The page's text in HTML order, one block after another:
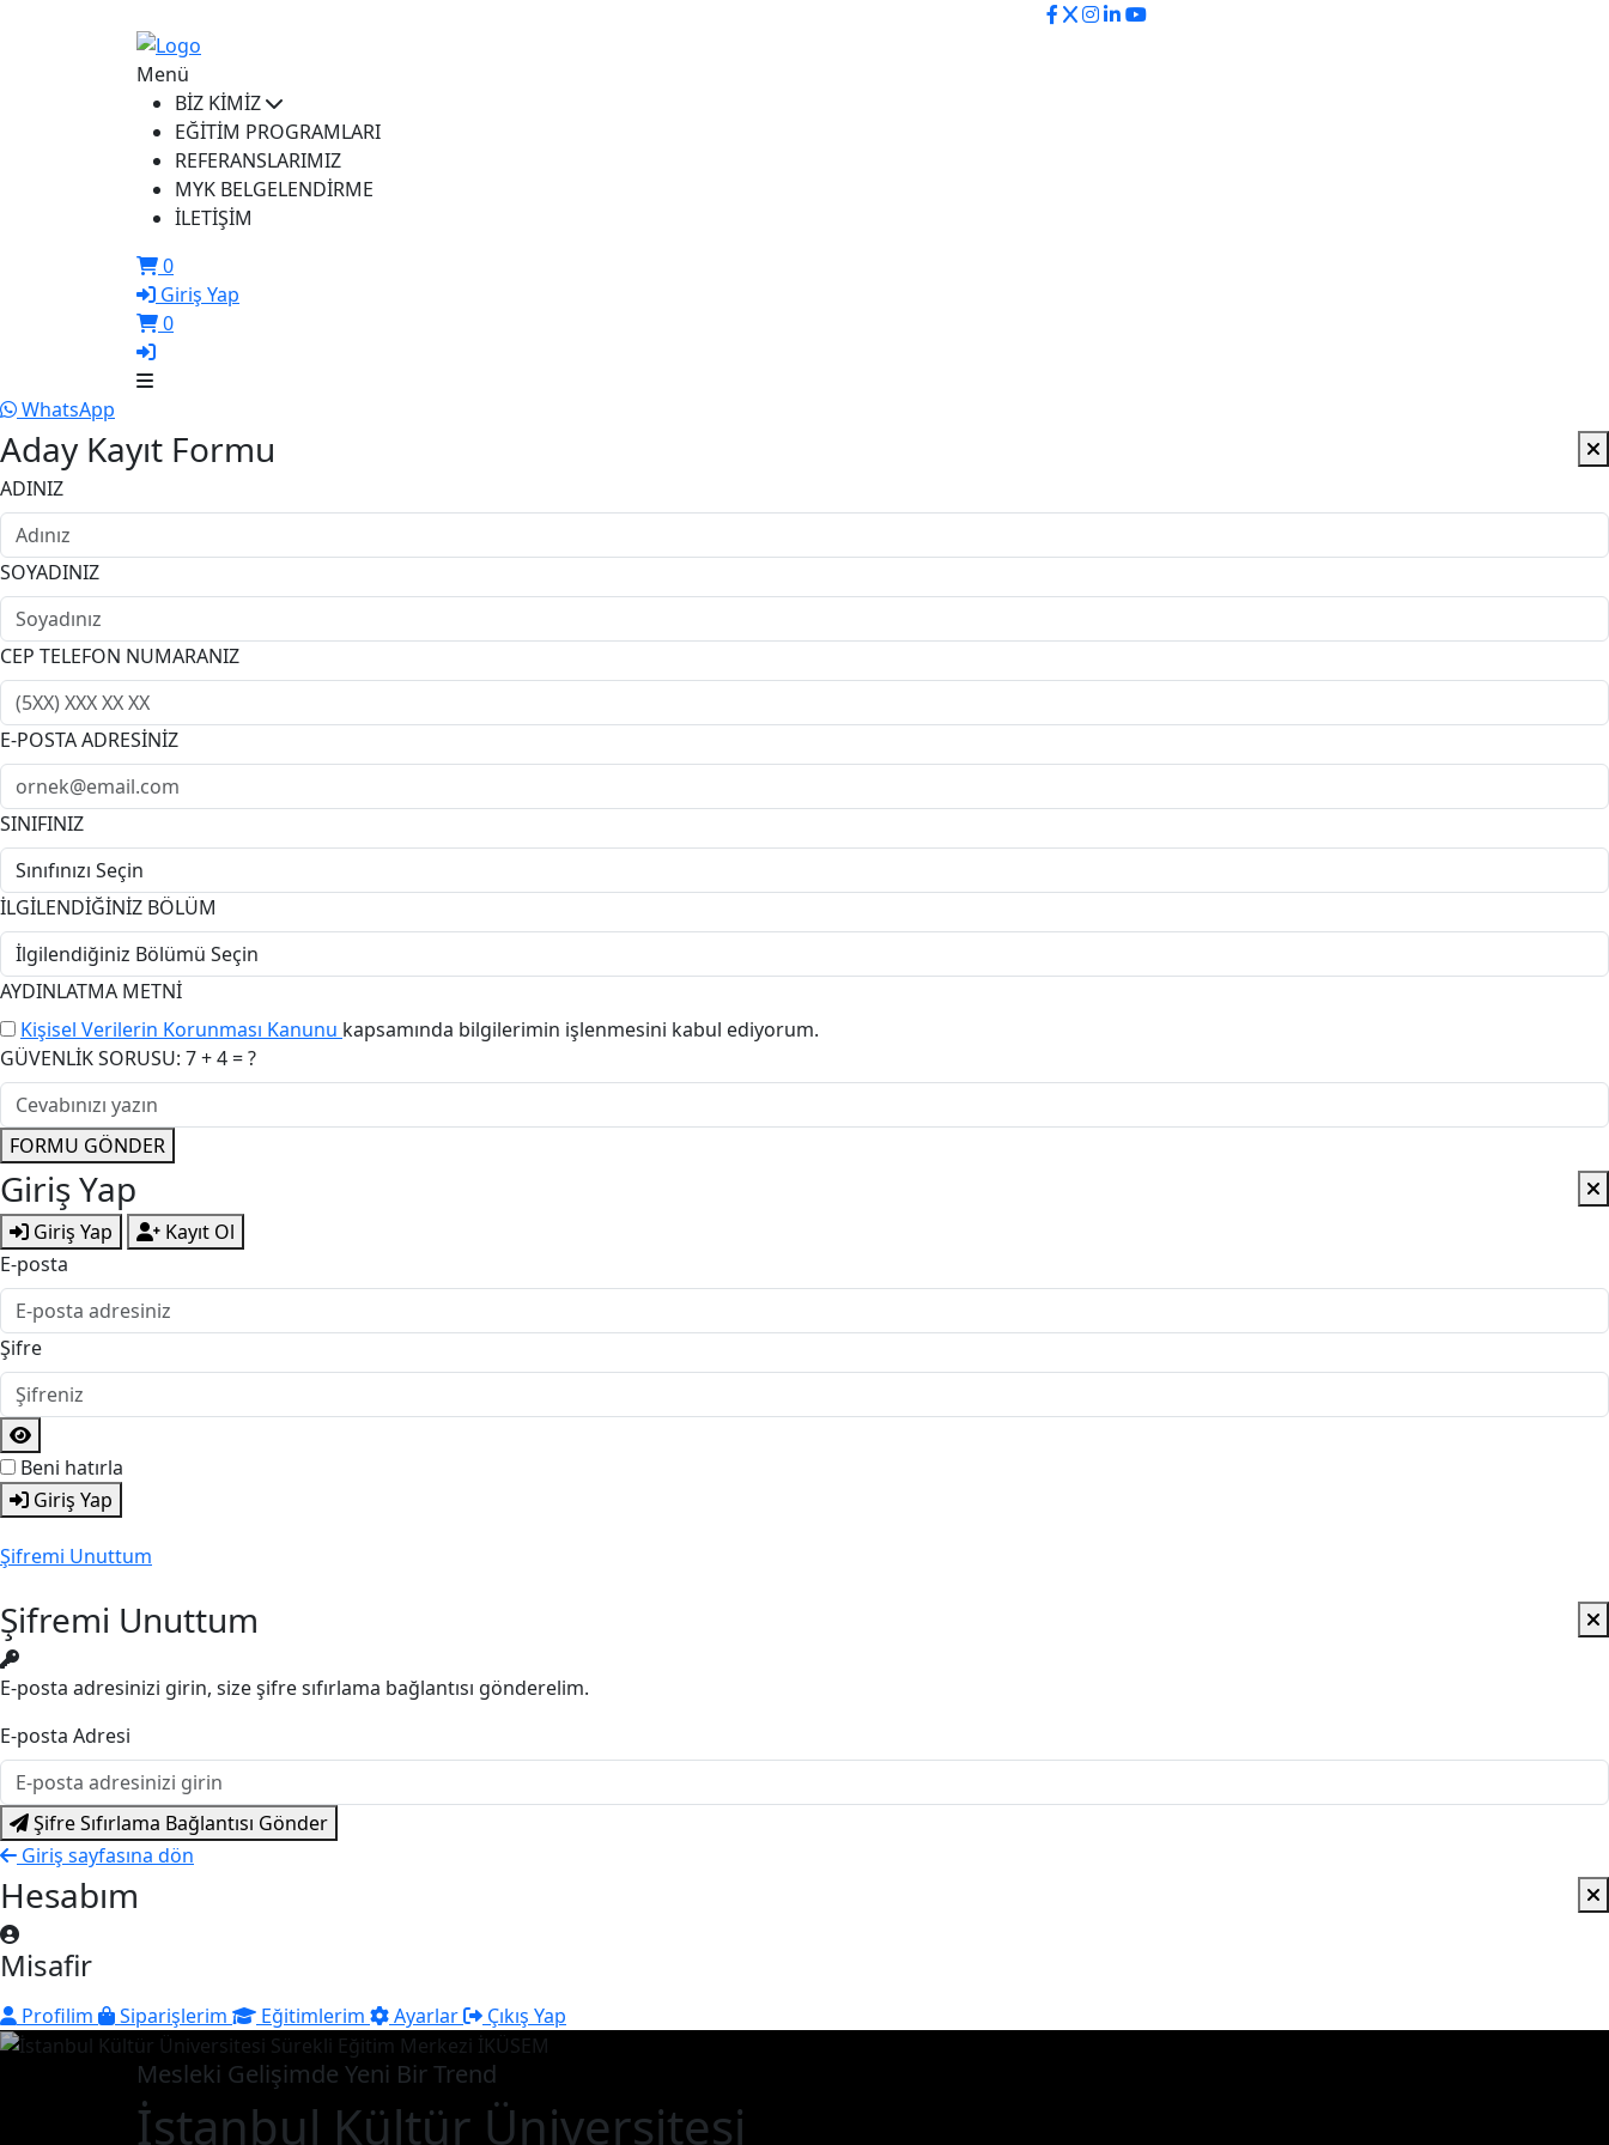
Menü
BİZ KİMİZ
EĞİTİM PROGRAMLARI
REFERANSLARIMIZ
MYK BELGELENDİRME
İLETİŞİM
0
Giriş Yap
0
WhatsApp
Aday Kayıt Formu
ADINIZ
SOYADINIZ
CEP TELEFON NUMARANIZ
E-POSTA ADRESİNİZ
SINIFINIZ
İLGİLENDİĞİNİZ BÖLÜM
AYDINLATMA METNİ
Kişisel Verilerin Korunması Kanunu kapsamında bilgilerimin işlenmesini kabul ediyorum.
GÜVENLİK SORUSU: 7 + 4 = ?
FORMU GÖNDER
Giriş Yap
Giriş Yap
Kayıt Ol
E-posta
Şifre
Beni hatırla
Giriş Yap
Şifremi Unuttum
Şifremi Unuttum
E-posta adresinizi girin, size şifre sıfırlama bağlantısı gönderelim.
E-posta Adresi
Şifre Sıfırlama Bağlantısı Gönder
Giriş sayfasına dön
Hesabım
Misafir
Profilim Siparişlerim Eğitimlerim Ayarlar Çıkış Yap
Mesleki Gelişimde Yeni Bir Trend
İstanbul Kültür Üniversitesi